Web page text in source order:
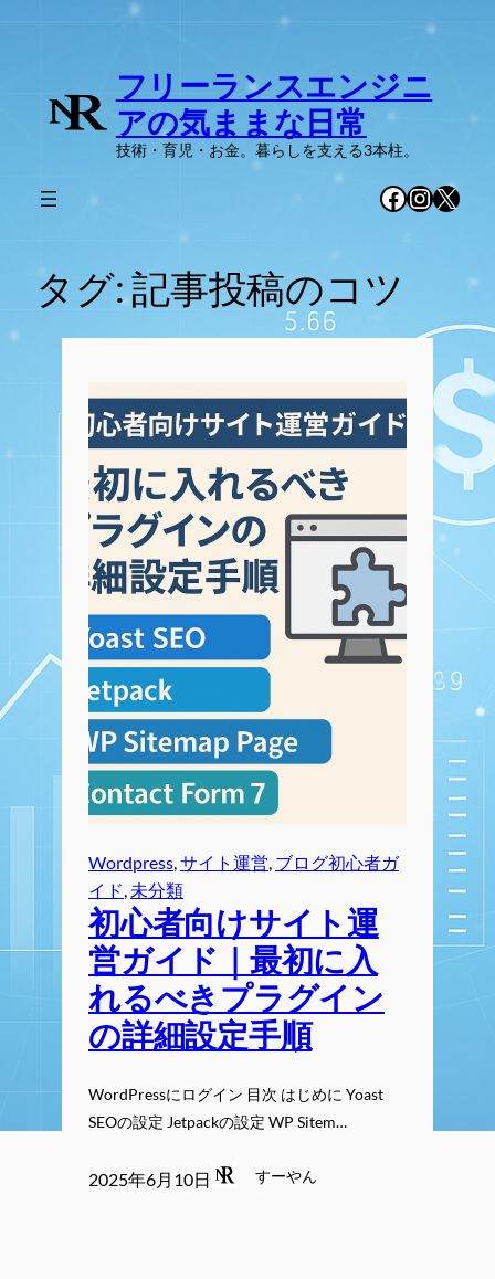
フリーランスエンジニ
アの気ままな日常
技術・育児・お金。暮らしを支える3本柱。
Facebook
X
タグ:記事投稿のコツ
Wordpress, サイト運営, ブログ初心者ガ
イド, 未分類
初心者向けサイト運
営ガイド｜最初に入
れるべきプラグイン
の詳細設定手順
WordPressにログイン 目次 はじめに Yoast
SEOの設定 Jetpackの設定 WP Sitem…
2025年6月10日 すーやん